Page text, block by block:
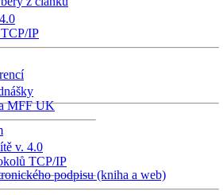
IP
podpisu (kniha a web)
MFF UK
v. 4.0
TCP/IP